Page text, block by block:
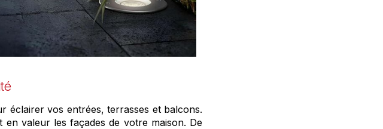
éclairer vos entrées, terrasses et balcons.
en valeur les façades de votre maison. De